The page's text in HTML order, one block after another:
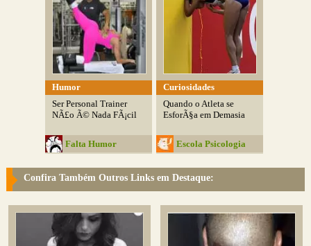
Humor
Ser Personal Trainer
NÃ£o Ã© Nada FÃ¡cil
Falta Humor
Curiosidades
Quando o Atleta se
EsforÃ§a em Demasia
Escola Psicologia
Confira Também Outros Links em Destaque: